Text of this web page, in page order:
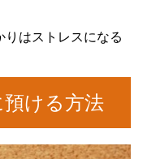
りはストレスになる
ける方法